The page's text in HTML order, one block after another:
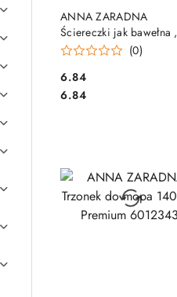
ANNA ZARADNA
Ściereczki jak bawełna ,
5szt., mix, ST-AZ-013784
(0)
Cena:
6.84
Cena:
6.84
DO KOSZYKA